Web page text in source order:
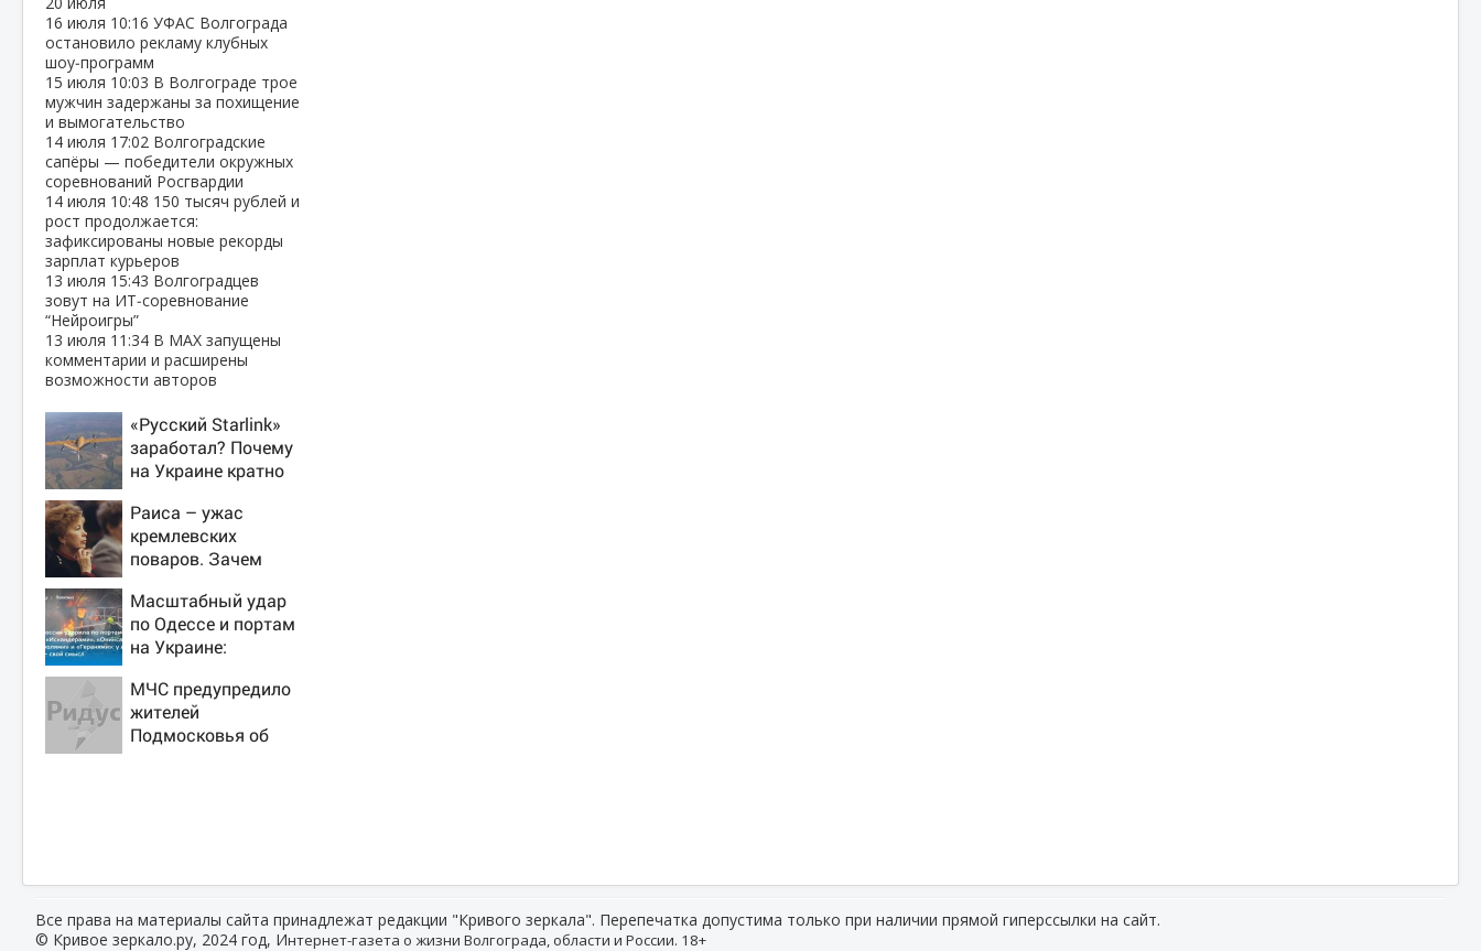
16 июля 10:16 УФАС Волгограда
остановило рекламу клубных
шоу‑программ
15 июля 10:03 В Волгограде трое
мужчин задержаны за похищение
и вымогательство
14 июля 17:02 Волгоградские
сапёры — победители окружных
соревнований Росгвардии
14 июля 10:48 150 тысяч рублей и
рост продолжается:
зафиксированы новые рекорды
зарплат курьеров
13 июля 15:43 Волгоградцев
зовут на ИТ‑соревнование
“Нейроигры”
13 июля 11:34 В МАХ запущены
комментарии и расширены
возможности авторов
«Русский Starlink»
заработал? Почему
на Украине кратно
точность попаданий
по объектам ВСУ
Раиса – ужас
кремлевских
поваров. Зачем
требовала пять
видов каши каждое
утро?
Масштабный удар
по Одессе и портам
на Украине:
подробности об
ударах России 9
августа 2026 года
МЧС предупредило
жителей
Подмосковья об
Все права на материалы сайта принадлежат редакции "Кривого зеркала". Перепечатка допустима только при наличии прямой гиперссылки на сайт.
© Кривое зеркало.ру, 2024 год, Интернет-газета о жизни Волгограда, области и России. 18+